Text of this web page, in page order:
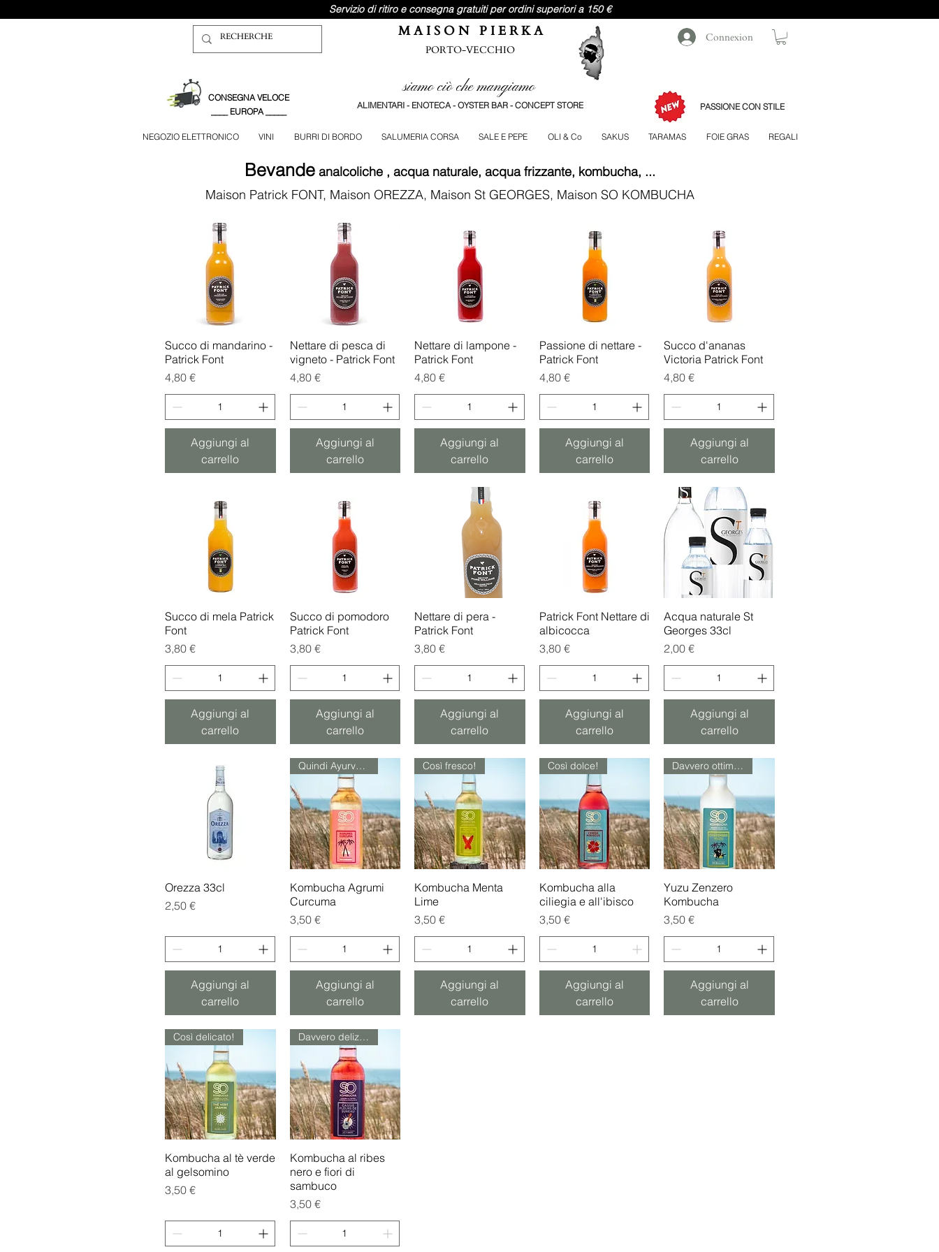
Servizio di ritiro e consegna gratuiti per ordini superiori a 150 €
M A I S O N P I E R K A
PORTO-VECCHIO
CONSEGNA VELOCE
____ EUROPA _____
siamo ciò che mangiamo
ALIMENTARI - ENOTECA - OYSTER BAR - CONCEPT STORE
Connexion
PASSIONE CON STILE
NEGOZIO ELETTRONICO VINI BURRI DI BORDO SALUMERIA CORSA SALE E PEPE OLI & Co SAKUS TARAMAS FOIE GRAS REGALI
Bevande analcoliche , acqua naturale, acqua frizzante, kombucha, ...
Maison Patrick FONT, Maison OREZZA, Maison St GEORGES, Maison SO KOMBUCHA
Vista rapida
Succo di mandarino -
Patrick Font
Prezzo
4,80 €
Aggiungi al
carrello
Vista rapida
Nettare di pesca di
vigneto - Patrick Font
Prezzo
4,80 €
Aggiungi al
carrello
Vista rapida
Nettare di lampone -
Patrick Font
Prezzo
4,80 €
Aggiungi al
carrello
Vista rapida
Passione di nettare -
Patrick Font
Prezzo
4,80 €
Aggiungi al
carrello
Vista rapida
Succo d'ananas
Victoria Patrick Font
Prezzo
4,80 €
Aggiungi al
carrello
Vista rapida
Succo di mela Patrick
Font
Prezzo
3,80 €
Aggiungi al
carrello
Vista rapida
Succo di pomodoro
Patrick Font
Prezzo
3,80 €
Aggiungi al
carrello
Vista rapida
Nettare di pera -
Patrick Font
Prezzo
3,80 €
Aggiungi al
carrello
Vista rapida
Patrick Font Nettare di
albicocca
Prezzo
3,80 €
Aggiungi al
carrello
Vista rapida
Acqua naturale St
Georges 33cl
Prezzo
2,00 €
Aggiungi al
carrello
Vista rapida
Orezza 33cl
Prezzo
2,50 €
Aggiungi al
carrello
Vista rapida
Quindi Ayurveda!
Kombucha Agrumi
Curcuma
Prezzo
3,50 €
Aggiungi al
carrello
Vista rapida
Così fresco!
Kombucha Menta
Lime
Prezzo
3,50 €
Aggiungi al
carrello
Vista rapida
Così dolce!
Kombucha alla
ciliegia e all'ibisco
Prezzo
3,50 €
Aggiungi al
carrello
Vista rapida
Davvero ottimista!
Yuzu Zenzero
Kombucha
Prezzo
3,50 €
Aggiungi al
carrello
Vista rapida
Così delicato!
Kombucha al tè verde
al gelsomino
Prezzo
3,50 €
Vista rapida
Davvero delizioso!
Kombucha al ribes
nero e fiori di
sambuco
Prezzo
3,50 €